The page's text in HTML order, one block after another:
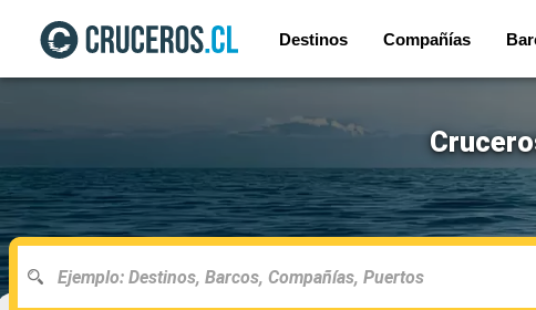
Destinos Compañías